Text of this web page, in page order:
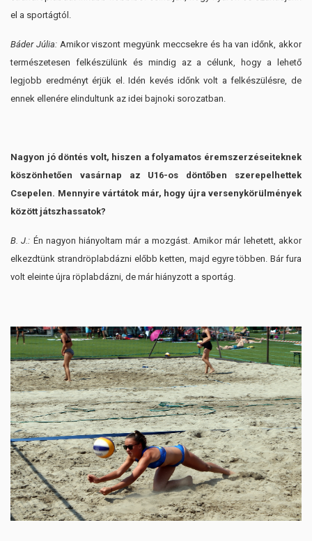
el a sportágtól.
Báder Júlia:Amikor viszont megyünk meccsekre és ha van időnk, akkor
természetesen felkészülünk és mindig az a célunk, hogy a lehető
legjobb eredményt érjük el. Idén kevés időnk volt a felkészülésre, de
ennek ellenére elindultunk az idei bajnoki sorozatban.
Nagyon jó döntés volt, hiszen a folyamatos éremszerzéseiteknek
köszönhetően vasárnap az U16-os döntőben szerepelhettek
Csepelen. Mennyire vártátok már, hogy újra versenykörülmények
között játszhassatok?
B. J.: Én nagyon hiányoltam már a mozgást. Amikor már lehetett, akkor
elkezdtünk strandröplabdázni előbb ketten, majd egyre többen. Bár fura
volt eleinte újra röplabdázni, de már hiányzott a sportág.